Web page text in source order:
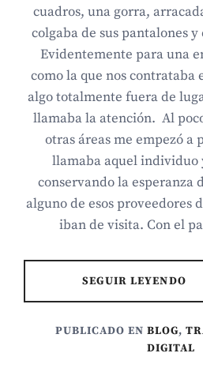
cuadros, una gorra,
colgaba de sus pantalones
Evidentemente para una
como la que nos contrataba
algo totalmente fuera de
llamaba la atención. Al
otras áreas me empezó a
llamaba aquel individuo
conservando la esperanza
alguno de esos proveedores
iban de visita. Con el
SEGUIR LEYENDO
PUBLICADO EN BLOG,
DIGITAL